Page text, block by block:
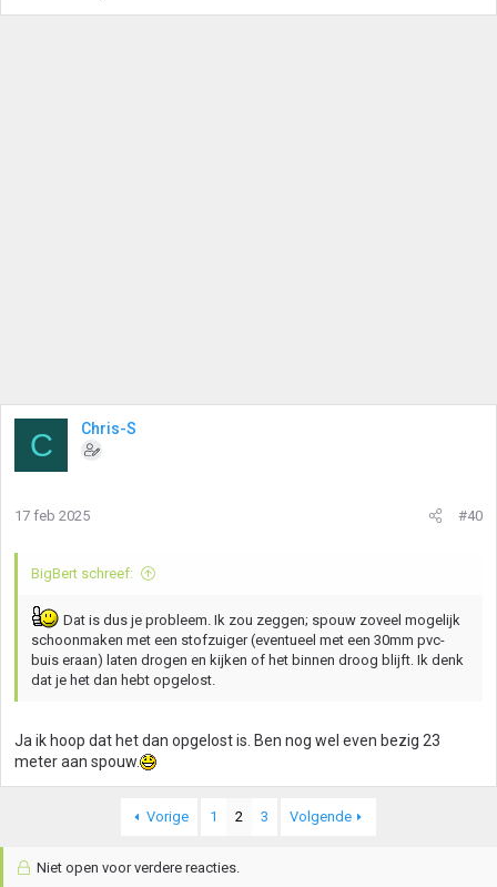
C Chris-S
17 feb 2025 #40
BigBert schreef:
Dat is dus je probleem. Ik zou zeggen; spouw zoveel mogelijk
schoonmaken met een stofzuiger (eventueel met een 30mm pvc-
buis eraan) laten drogen en kijken of het binnen droog blijft. Ik denk
dat je het dan hebt opgelost.
Ja ik hoop dat het dan opgelost is. Ben nog wel even bezig 23
meter aan spouw.
Vorige 1 2 3 Volgende
Niet open voor verdere reacties.